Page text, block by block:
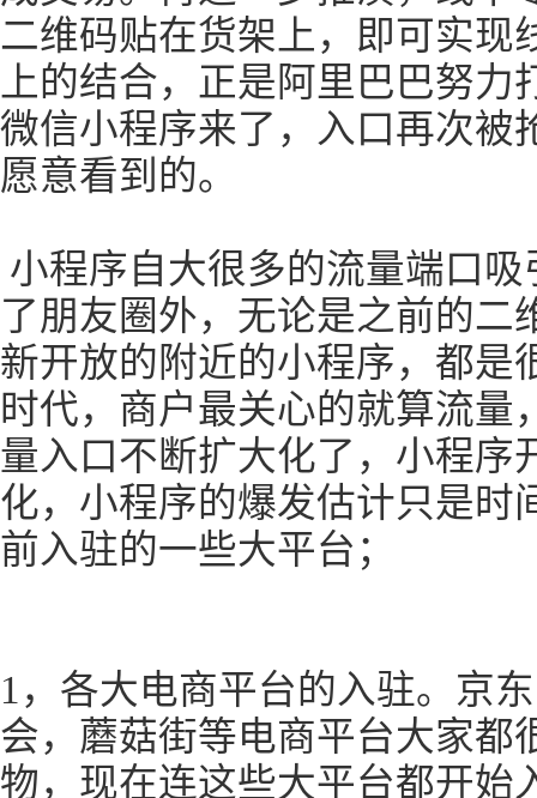
二维码贴在货架上，即可实现
上的结合，正是阿里巴巴努
微信小程序来了，入口再次被
愿意看到的。
小程序自大很多的流量端口
了朋友圈外，无论是之前的二
新开放的附近的小程序，都是
时代，商户最关心的就算流量
量入口不断扩大化了，小程序
化，小程序的爆发估计只是时
前入驻的一些大平台；
1，各大电商平台的入驻。京
会，蘑菇街等电商平台大家都
物，现在连这些大平台都开始